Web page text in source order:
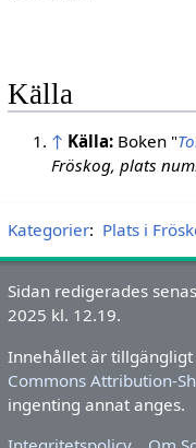
Källa
↑ Källa:Boken "
Fröskog, plats
Kategorier: Plats i
Sidan redigerades
2025 kl. 12.19.
Innehållet är
Commons Attribution-
ingenting annat anges.